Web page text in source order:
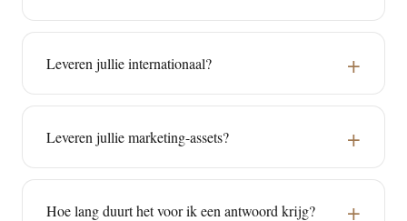
Leveren jullie internationaal?
Leveren jullie marketing-assets?
Hoe lang duurt het voor ik een antwoord krijg?